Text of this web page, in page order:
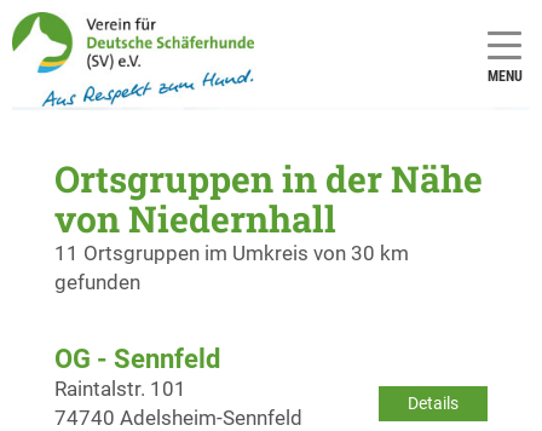
MENU
Ortsgruppen in der Nähe
von Niedernhall
11 Ortsgruppen im Umkreis von 30 km
gefunden
OG - Sennfeld
Details
Raintalstr. 101
74740 Adelsheim-Sennfeld